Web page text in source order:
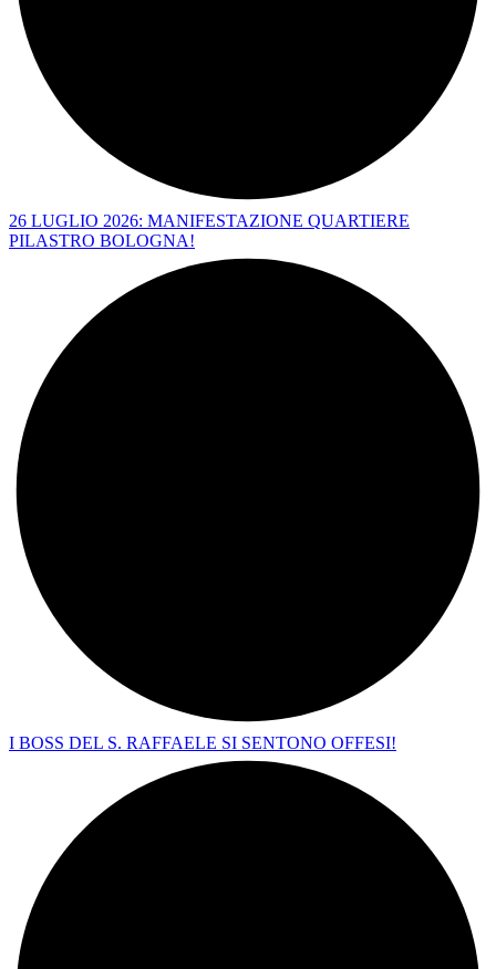
26 LUGLIO 2026: MANIFESTAZIONE QUARTIERE
PILASTRO BOLOGNA!
I BOSS DEL S. RAFFAELE SI SENTONO OFFESI!